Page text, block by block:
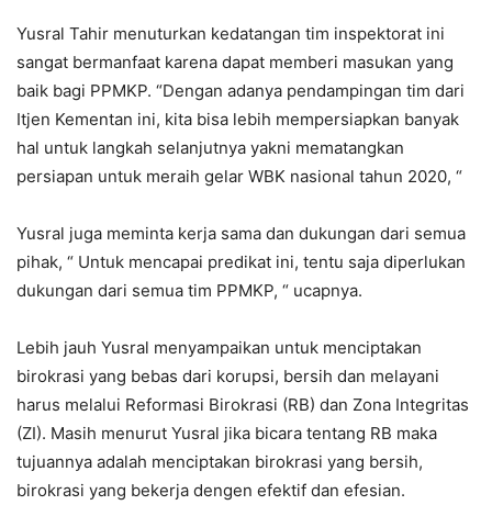
Yusral Tahir menuturkan kedatangan tim inspektorat ini
sangat bermanfaat karena dapat memberi masukan yang
baik bagi PPMKP. “Dengan adanya pendampingan tim dari
Itjen Kementan ini, kita bisa lebih mempersiapkan banyak
hal untuk langkah selanjutnya yakni mematangkan
persiapan untuk meraih gelar WBK nasional tahun 2020, “
Yusral juga meminta kerja sama dan dukungan dari semua
pihak, “ Untuk mencapai predikat ini, tentu saja diperlukan
dukungan dari semua tim PPMKP, “ ucapnya.
Lebih jauh Yusral menyampaikan untuk menciptakan
birokrasi yang bebas dari korupsi, bersih dan melayani
harus melalui Reformasi Birokrasi (RB) dan Zona Integritas
(ZI). Masih menurut Yusral jika bicara tentang RB maka
tujuannya adalah menciptakan birokrasi yang bersih,
birokrasi yang bekerja dengen efektif dan efesian.